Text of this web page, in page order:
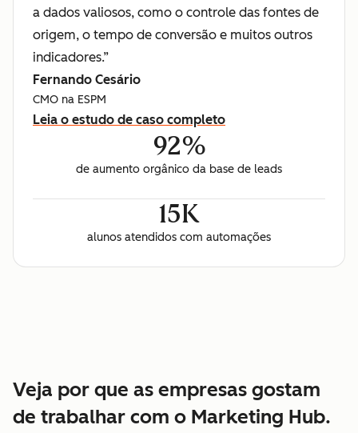
a dados valiosos, como o controle das fontes de
origem, o tempo de conversão e muitos outros
indicadores.”
Fernando Cesário
CMO na ESPM
Leia o estudo de caso completo
92%
de aumento orgânico da base de leads
15K
alunos atendidos com automações
Veja por que as empresas gostam
de trabalhar com o Marketing Hub.